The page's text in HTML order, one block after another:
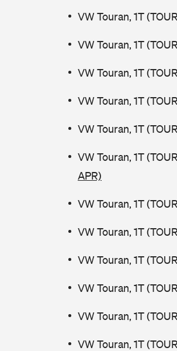
VW Touran, 1T
VW Touran, 1T
VW Touran, 1T
VW Touran, 1T
VW Touran, 1T
VW Touran, 1T
APR)
VW Touran, 1T
VW Touran, 1T
VW Touran, 1T
VW Touran, 1T
VW Touran, 1T
VW Touran, 1T